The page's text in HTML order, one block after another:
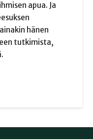
apua. Ja
hänen
tutkimista,